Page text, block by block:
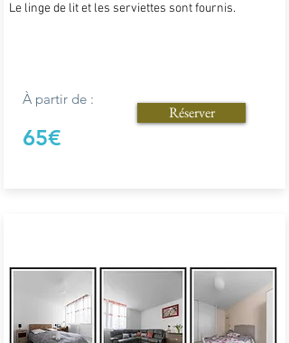
Le linge de lit et les serviettes sont fournis.
À partir de :
65€
Réserver